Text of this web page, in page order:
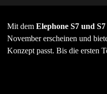
Mit dem Elephone S7 und
November erscheinen und
Konzept passt. Bis die ersten